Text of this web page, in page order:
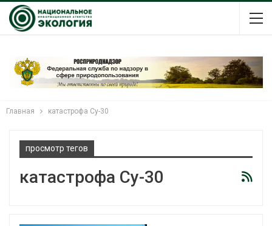
Главная катастрофа Су-30
просмотр тегов
катастрофа Су-30